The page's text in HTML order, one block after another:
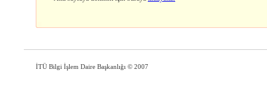
İTÜ Bilgi İşlem Daire Başkanlığı © 2007